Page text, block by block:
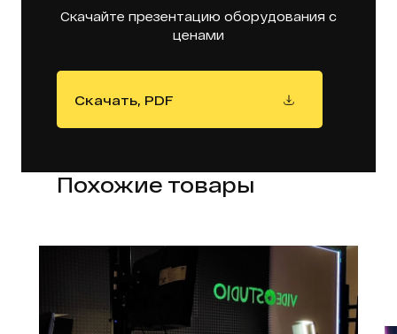
Скачайте презентацию оборудования с
ценами
Скачать, PDF
Похожие товары